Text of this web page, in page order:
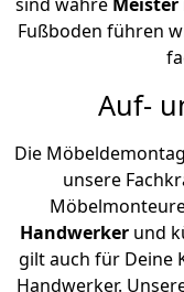
Fußboden führen
Auf-
Die
unsere
Handwerker und
gilt auch für Deine
Handwerker.